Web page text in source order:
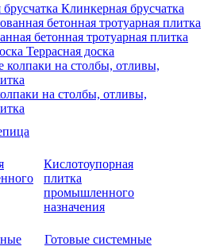
Клинкерная брусчатка
бетонная тротуарная плитка
Террасная доска
на столбы, отливы,
Кислотоупорная
плитка
промышленного
назначения
Готовые системные